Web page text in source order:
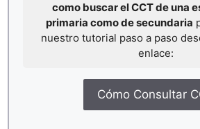
como buscar el CCT de una
primaria como de secundaria
nuestro tutorial paso a paso
enlace:
Cómo Consultar